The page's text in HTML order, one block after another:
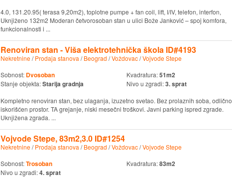
4.0, 131.20.95( terasa 9,20m2), toplotne pumpe + fan coil, lift, I/IV, telefon, interfon,
Uknjiženo 132m2 Moderan četvorosoban stan u ulici Bože Janković – spoj komfora,
funkcionalnosti i ...
Renoviran stan - Viša elektrotehnička škola ID#4193
Nekretnine/Prodaja stanova /Beograd /Voždovac/Vojvode Stepe
Sobnost: Dvosoban Kvadratura:51m2
Stanje objekta:Starija gradnja Nivo u zgradi:3. sprat
Kompletno renoviran stan, bez ulaganja, izuzetno svetao. Bez prolaznih soba, odlično
iskorišćen prostor. TA grejanje, niski mesečni troškovi. Javni parking ispred zgrade.
Uknjižena zgrada. ...
Vojvode Stepe, 83m2,3.0 ID#1254
Nekretnine/Prodaja stanova /Beograd /Voždovac/Vojvode Stepe
Sobnost:Trosoban Kvadratura:83m2
Nivo u zgradi:4. sprat